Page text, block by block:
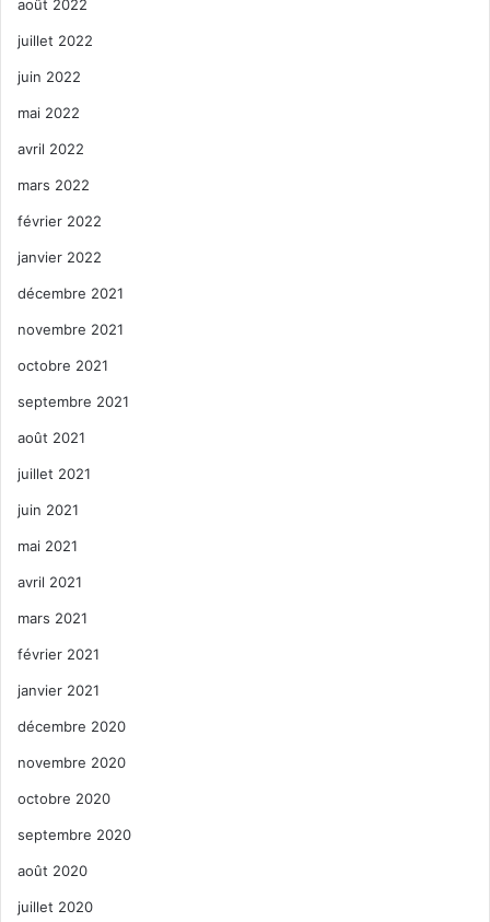
août 2022
juillet 2022
juin 2022
mai 2022
avril 2022
mars 2022
février 2022
janvier 2022
décembre 2021
novembre 2021
octobre 2021
septembre 2021
août 2021
juillet 2021
juin 2021
mai 2021
avril 2021
mars 2021
février 2021
janvier 2021
décembre 2020
novembre 2020
octobre 2020
septembre 2020
août 2020
juillet 2020